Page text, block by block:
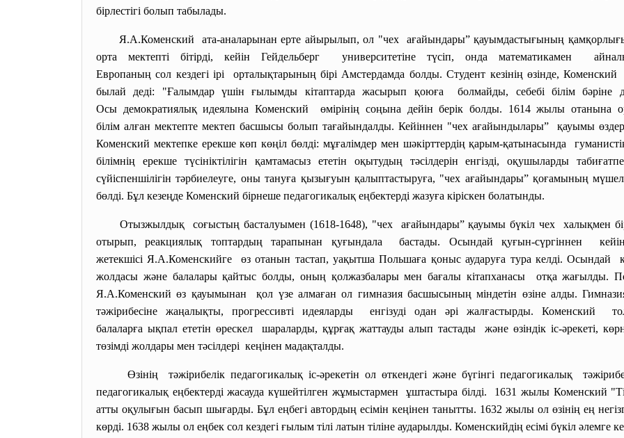
бірлестігі болып табылады.
Я.А.Коменский ата-аналарынан ерте айырылып, ол "чех ағайындары” қауымдастығының
орта мектепті бітірді, кейін Гейдельберг университетіне түсіп, онда математикамен
Европаның сол кездегі ірі орталықтарының бірі Амстердамда болды. Студент кезінің өзінде,
былай деді: "Ғалымдар үшін ғылымды кітаптарда жасырып қоюға болмайды, себебі білім бәріне
Осы демократиялық идеялына Коменский өмірінің соңына дейін берік болды. 1614 жылы отанына
білім алған мектепте мектеп басшысы болып тағайындалды. Кейіннен "чех ағайындылары” қауымы
Коменский мектепке ерекше көп көңіл бөлді: мұғалімдер мен шәкірттердің қарым-қатынасында
білімнің ерекше түсініктілігін қамтамасыз ететін оқытудың тәсілдерін енгізді, оқушыларды
сүйіспеншілігін тәрбиелеуге, оны тануға қызығуын қалыптастыруға, "чех ағайындары” қоғамының
бөлді. Бұл кезеңде Коменский бірнеше педагогикалық еңбектерді жазуға кіріскен болатынды.
Отызжылдық соғыстың басталуымен (1618-1648), "чех ағайындары” қауымы бүкіл чех халықмен
отырып, реакциялық топтардың тарапынан қуғындала бастады. Осындай қуғын-сүргіннен
жетекшісі Я.А.Коменскийге өз отанын тастап, уақытша Польшаға қоныс аударуға тура келді. Осындай
жолдасы және балалары қайтыс болды, оның қолжазбалары мен бағалы кітапханасы отқа
Я.А.Коменский өз қауымынан қол үзе алмаған ол гимназия басшысының міндетін өзіне алды.
тәжірибесіне жаңалықты, прогрессивті идеяларды енгізуді одан әрі жалғастырды.
балаларға ықпал ететін өрескел шараларды, құрғақ жаттауды алып тастады және өзіндік іс-әрекеті,
төзімді жолдары мен тәсілдері кеңінен мадақталды.
Өзінің тәжірибелік педагогикалық іс-әрекетін ол өткендегі және бүгінгі педагогикалық
педагогикалық еңбектерді жасауда күшейтілген жұмыстармен ұштастыра білді. 1631 жылы Коменский
атты оқулығын басып шығарды. Бұл еңбегі автордың есімін кеңінен танытты. 1632 жылы ол өзінің ең
көрді. 1638 жылы ол еңбек сол кездегі ғылым тілі латын тіліне аударылды. Коменскийдің есімі бүкіл әлемге